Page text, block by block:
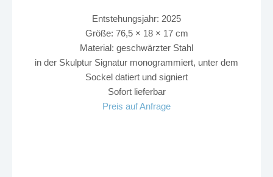
Entstehungsjahr: 2025
Größe: 76,5 × 18 × 17 cm
Material: geschwärzter Stahl
in der Skulptur Signatur monogrammiert, unter dem
Sockel datiert und signiert
Sofort lieferbar
Preis auf Anfrage